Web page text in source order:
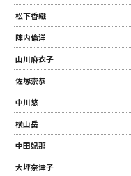
松下香織
陣内倫洋
山川麻衣子
佐塚崇恭
中川悠
横山岳
中田妃那
大坪奈津子